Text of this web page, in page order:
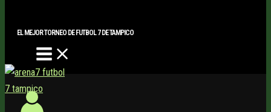
EL MEJOR TORNEO DE FUTBOL 7 DE TAMPICO